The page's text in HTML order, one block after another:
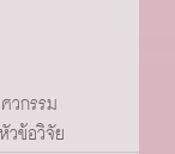
วกรรม
วข้อวิจัย